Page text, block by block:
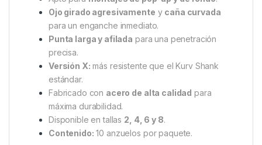
Ojo girado agresivamente y caña curvada
para un enganche inmediato.
Punta larga y afilada para una penetración
precisa.
Versión X: más resistente que el Kurv Shank
estándar.
Fabricado con acero de alta calidad para
máxima durabilidad.
Disponible en tallas 2, 4, 6 y 8.
Contenido: 10 anzuelos por paquete.